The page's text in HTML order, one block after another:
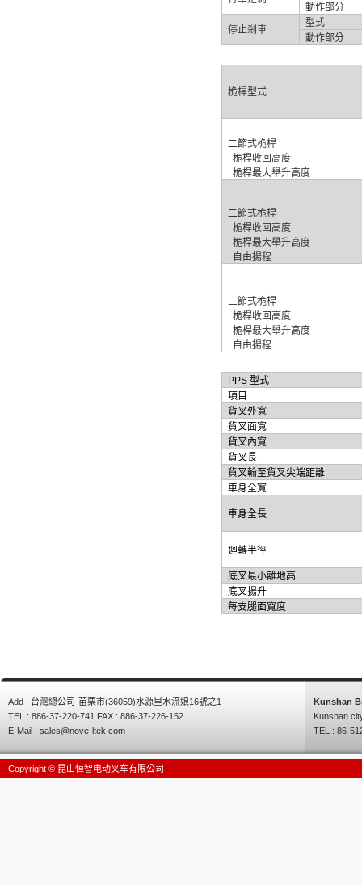
動作部分
停止剎車
型式
動作部分
桅桿型式
二節式桅桿
桅桿收回高度
桅桿最大舉升高度
二節式桅桿
桅桿收回高度
桅桿最大舉升高度
自由揚程
三節式桅桿
桅桿收回高度
桅桿最大舉升高度
自由揚程
PPS型式
項目
貨叉外寬
貨叉面寬
貨叉內寬
貨叉長
貨叉輪至貨叉尖端距離
車身全寬
車身全長
迴轉半徑
底叉最小離地高
底叉揚升
每支腿面寬度
Add : 台灣總公司-苗栗市(36059)水源里水流娘16號之1
TEL : 886-37-220-741 FAX : 886-37-226-152
E-Mail : sales@nove-ltek.com
Kunshan
Kunshan
TEL : 86-
Copyright © 昆山恒智电动叉车有限公司